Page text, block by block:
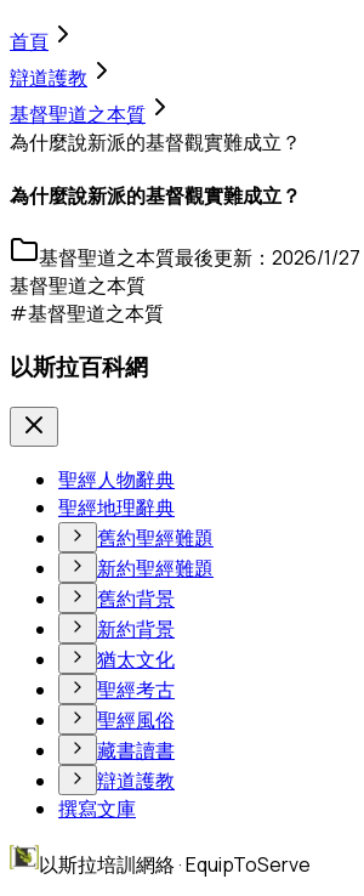
首頁
辯道護教
基督聖道之本質
為什麼說新派的基督觀實難成立？
為什麼說新派的基督觀實難成立？
基督聖道之本質最後更新： 2026/1/27
基督聖道之本質
#基督聖道之本質
以斯拉百科網
聖經人物辭典
聖經地理辭典
舊約聖經難題
新約聖經難題
舊約背景
新約背景
猶太文化
聖經考古
聖經風俗
藏書讀書
辯道護教
撰寫文庫
以斯拉培訓網絡 · EquipToServe